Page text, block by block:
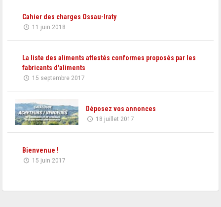
Cahier des charges Ossau-Iraty
11 juin 2018
La liste des aliments attestés conformes proposés par les
fabricants d'aliments
15 septembre 2017
Déposez vos annonces
18 juillet 2017
Bienvenue !
15 juin 2017